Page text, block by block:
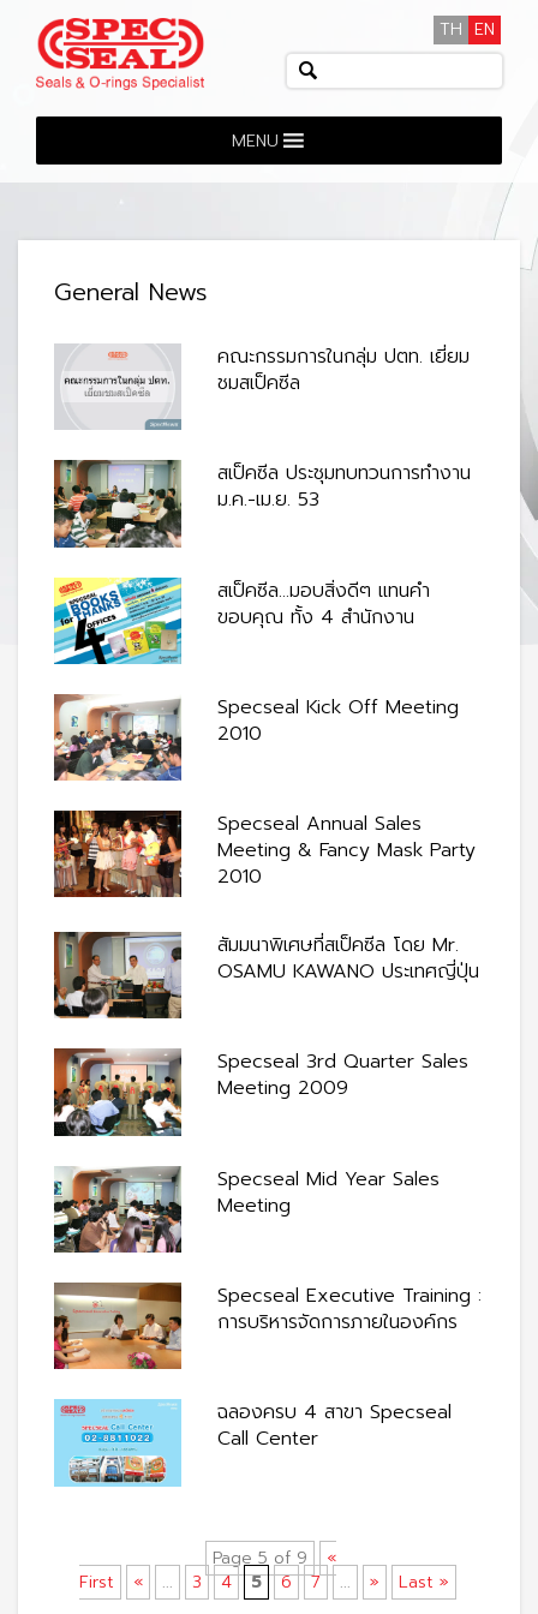
MENU
TH EN
General News
คณะกรรมการในกลุ่ม ปตท. เยี่ยม
ชมสเป็คซีล
สเป็คซีล ประชุมทบทวนการทำงาน
ม.ค.-เม.ย. 53
สเป็คซีล…มอบสิ่งดีๆ แทนคำ
ขอบคุณ ทั้ง 4 สำนักงาน
Specseal Kick Off Meeting
2010
Specseal Annual Sales
Meeting & Fancy Mask Party
2010
สัมมนาพิเศษที่สเป็คซีล โดย Mr.
OSAMU KAWANO ประเทศญี่ปุ่น
Specseal 3rd Quarter Sales
Meeting 2009
Specseal Mid Year Sales
Meeting
Specseal Executive Training :
การบริหารจัดการภายในองค์กร
ฉลองครบ 4 สาขา Specseal
Call Center
Page 5 of 9
«
First
« ... 3 4 5 6 7 ... » Last »